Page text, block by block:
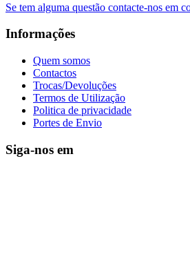
Se tem alguma questão contacte-nos em
Informações
Quem somos
Contactos
Trocas/Devoluções
Termos de Utilização
Politica de privacidade
Portes de Envio
Siga-nos em